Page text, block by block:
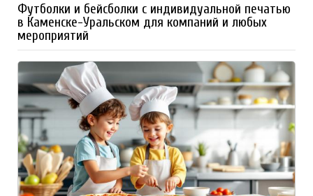
Футболки и бейсболки с индивидуальной печатью
в Каменске-Уральском для компаний и любых
мероприятий